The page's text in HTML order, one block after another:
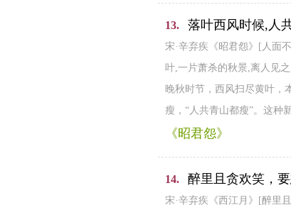
13. 落叶西风时候,人
宋·辛弃疾《昭君怨》[人面
叶,一片萧杀的秋景,离人见
晚秋时节，西风扫尽黄叶，
瘦，“人共青山都瘦”。这种
《昭君怨》
14. 醉里且贪欢笑，要
宋·辛弃疾《西江月》[醉里